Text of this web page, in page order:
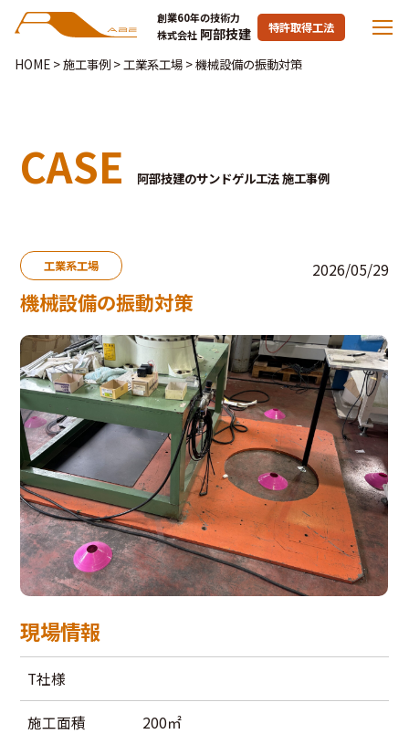
創業60年の技術力
株式会社 阿部技建 特許取得工法
HOME>施工事例>工業系工場>機械設備の振動対策
CASE 阿部技建のサンドゲル工法 施工事例
工業系工場 2026/05/29
機械設備の振動対策
現場情報
T社様
施工面積 200㎡